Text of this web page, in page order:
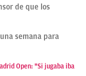
de que los
semana para
Open: "Si jugaba iba